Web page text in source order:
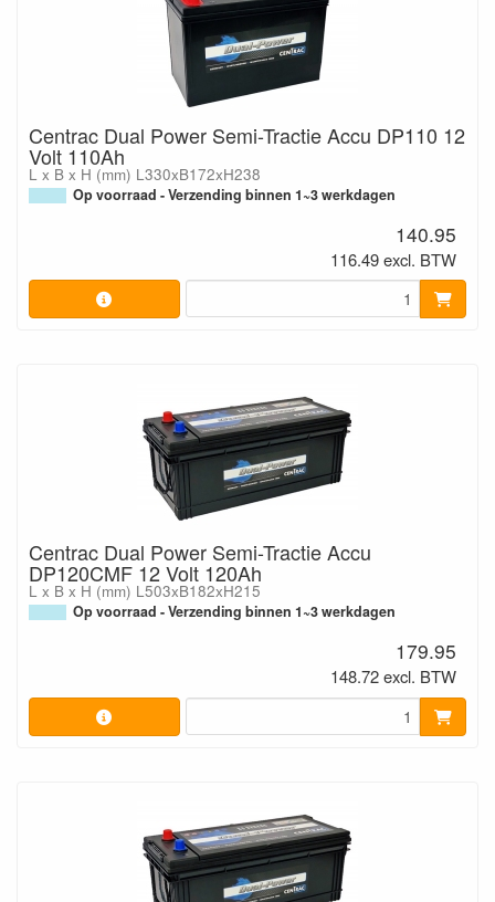
Centrac Dual Power Semi-Tractie Accu DP110 12
Volt 110Ah
L x B x H (mm) L330xB172xH238
Op voorraad - Verzending binnen 1~3 werkdagen
140.95
116.49 excl. BTW
Centrac Dual Power Semi-Tractie Accu
DP120CMF 12 Volt 120Ah
L x B x H (mm) L503xB182xH215
Op voorraad - Verzending binnen 1~3 werkdagen
179.95
148.72 excl. BTW